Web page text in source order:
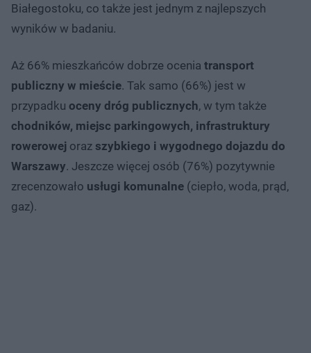
Białegostoku, co także jest jednym z najlepszych
wyników w badaniu.
Aż 66% mieszkańców dobrze ocenia transport
publiczny w mieście. Tak samo (66%) jest w
przypadku oceny dróg publicznych, w tym także
chodników, miejsc parkingowych, infrastruktury
rowerowej oraz szybkiego i wygodnego dojazdu do
Warszawy. Jeszcze więcej osób (76%) pozytywnie
zrecenzowało usługi komunalne (ciepło, woda, prąd,
gaz).